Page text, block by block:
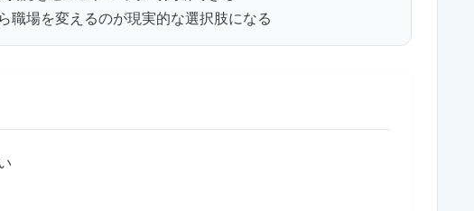
職場を変えるのが現実的な選択肢になる